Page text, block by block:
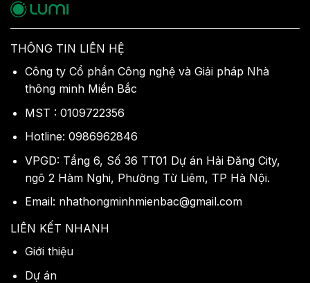
THÔNG TIN LIÊN HỆ
Công ty Cổ phần Công nghệ và Giải pháp Nhà
thông minh Miền Bắc
MST : 0109722356
Hotline: 0986962846
VPGD: Tầng 6, Số 36 TT01 Dự án Hải Đăng City,
ngõ 2 Hàm Nghi, Phường Từ Liêm, TP Hà Nội.
Email: nhathongminhmienbac@gmail.com
LIÊN KẾT NHANH
Giới thiệu
Dự án